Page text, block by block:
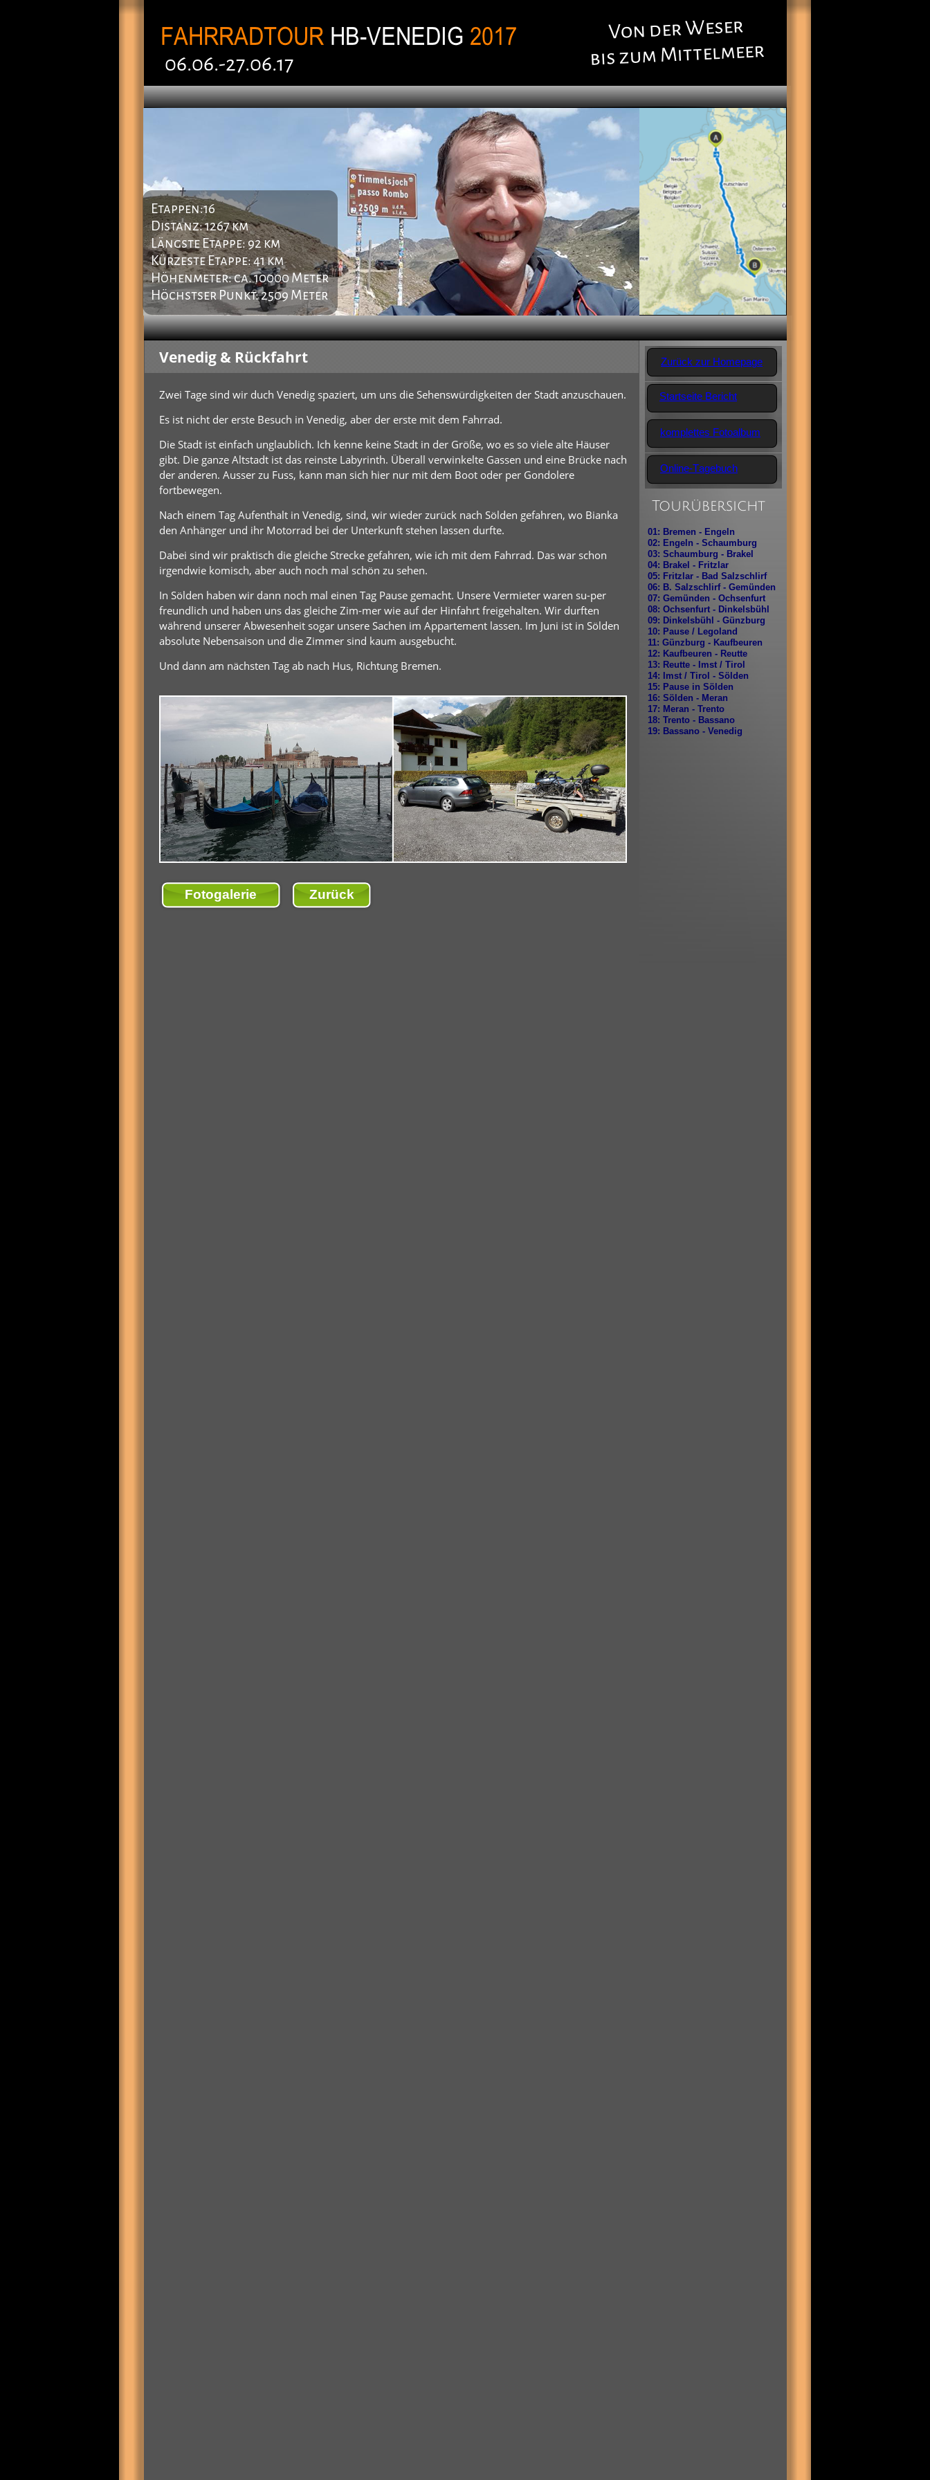
Zurück zur Homepage
01: Bremen - Engeln
02: Engeln - Schaumburg
03: Schaumburg - Brakel
04: Brakel - Fritzlar
05: Fritzlar - Bad Salzschlirf
06: B. Salzschlirf - Gemünden
07: Gemünden - Ochsenfurt
08: Ochsenfurt - Dinkelsbühl
09: Dinkelsbühl - Günzburg
10: Pause / Legoland
11: Günzburg - Kaufbeuren
12: Kaufbeuren - Reutte
13: Reutte - Imst / Tirol
14: Imst / Tirol - Sölden
15: Pause in Sölden
16: Sölden - Meran
17: Meran - Trento
18: Trento - Bassano
19: Bassano - Venedig
Startseite Bericht
kompettes Fotoa bum
Tourübersicht
06.06.-27.06.17
Etappen:16
Distanz: 1267 km
Längste Etappe: 92 km
Kürzeste Etappe: 41 km
Höhenmeter: ca. 10000 Meter
Höchstser Punkt: 2509 Meter
On ine-Tagebuch
Zwei Tage sind wir duch Venedig spaziert, um uns die Sehenswürdigkeiten der Stadt anzuschauen.
Es ist nicht der erste Besuch in Venedig, aber der erste mit dem Fahrrad.
Die Stadt ist einfach unglaublich. Ich kenne keine Stadt in der Größe, wo es so viele alte Häuser
gibt. Die ganze Altstadt ist das reinste Labyrinth. Überall verwinkelte Gassen und eine Brücke nach
der anderen. Ausser zu Fuss, kann man sich hier nur mit dem Boot oder per Gondolere
fortbewegen.
Nach einem Tag Aufenthalt in Venedig, sind, wir wieder zurück nach Sölden gefahren, wo Bianka
den Anhänger und ihr Motorrad bei der Unterkunft stehen lassen durfte.
Dabei sind wir praktisch die gleiche Strecke gefahren, wie ich mit dem Fahrrad. Das war schon
irgendwie komisch, aber auch noch mal schön zu sehen.
In Sölden haben wir dann noch mal einen Tag Pause gemacht. Unsere Vermieter waren su-per
freundlich und haben uns das gleiche Zim-mer wie auf der Hinfahrt freigehalten. Wir durften
während unserer Abwesenheit sogar unsere Sachen im Appartement lassen. Im Juni ist in Sölden
absolute Nebensaison und die Zimmer sind kaum ausgebucht.
Und dann am nächsten Tag ab nach Hus, Richtung Bremen.
Venedig & Rückfahrt
Fotogalerie Zurück